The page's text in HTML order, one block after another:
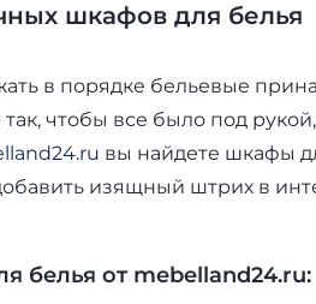
шкафов для белья
в порядке бельевые
чтобы все было под
вы найдете шкафы
изящный штрих в
белья от mebelland24.ru: